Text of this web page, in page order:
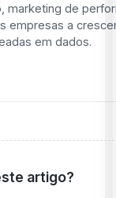
marketing de
empresas a
em dados.
artigo?